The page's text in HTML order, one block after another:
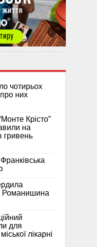
чотирьох
них
Крісто”
на
гривень
Романишина
для
лікарні